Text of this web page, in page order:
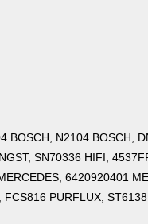
N2104 BOSCH,
SN70336 HIFI,
6420920401
PURFLUX,